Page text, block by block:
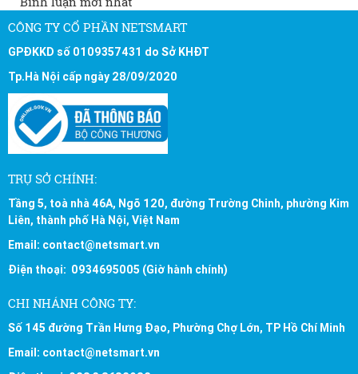
CÔNG TY CỔ PHẦN NETSMART
GPĐKKD số 0109357431 do Sở KHĐT
Tp.Hà Nội cấp ngày 28/09/2020
TRỤ SỞ CHÍNH:
Tầng 5, toà nhà 46A, Ngõ 120, đường Trường Chinh, phường Kim
Liên, thành phố Hà Nội, Việt Nam
Email: contact@netsmart.vn
Điện thoại: 0934695005 (Giờ hành chính)
CHI NHÁNH CÔNG TY:
Số 145 đường Trần Hưng Đạo, Phường Chợ Lớn, TP Hồ Chí Minh
Email: contact@netsmart.vn